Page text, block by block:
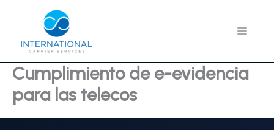
Cumplimiento de e-evidencia
para las telecos